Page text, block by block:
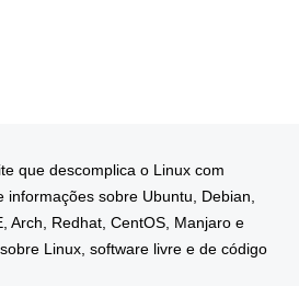
que descomplica o Linux com
informações sobre Ubuntu, Debian,
Arch, Redhat, CentOS, Manjaro e
Linux, software livre e de código